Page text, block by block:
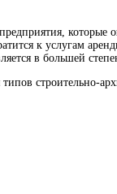
к услугам
в большей
строительно-